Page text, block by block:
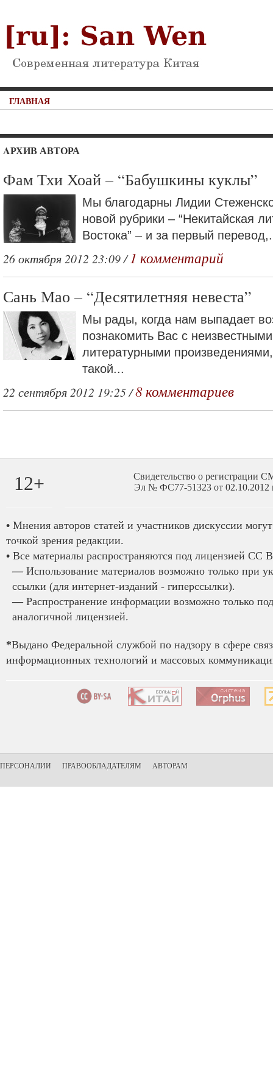
ГЛАВНАЯ
AРХИВ АВТОРА
Фам Тхи Хоай – “Бабушкины куклы”
Мы благодарны Лидии
новой рубрики – “Некитайская
Востока” – и за первый
26 октября 2012 23:09 /1 комментарий
Сань Мао – “Десятилетняя невеста”
Мы рады, когда нам выпадает
познакомить Вас с
литературными
такой...
22 сентября 2012 19:25 /8 комментариев
12+
Свидетельство о регистрации
Эл № ФС77-51323 от 02.10.2012
• Мнения авторов статей и участников дискуссии
точкой зрения редакции.
• Все материалы распространяются под лицензией CC
—Использование материалов возможно только при
ссылки (для интернет-изданий - гиперссылки).
—Распространение информации возможно только
аналогичной лицензией.
*Выдано Федеральной службой по надзору в сфере
информационных технологий и массовых
ПЕРСОНАЛИИ ПРАВООБЛАДАТЕЛЯМ АВТОРАМ